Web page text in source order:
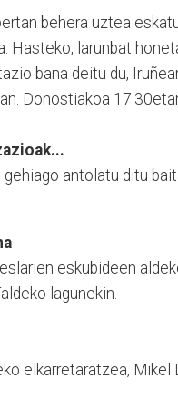
behera uztea
Hasteko, larunbat
bana deitu du,
Donostiakoa
gehiago antolatu ditu
eskubideen
lagunekin.
elkarretaratzea, Mikel